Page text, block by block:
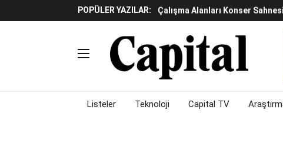
POPÜLER YAZILAR:
TCMB'den Döviz Dönüşüm
Katılım Bankaları Yılın Ilk
Küresel Piyasalarda Gelecek
Verisine Çevrildi
Altınay Savunma Grubu C-
Çalışma Alanları Konser
Listeler Teknoloji Capital TV